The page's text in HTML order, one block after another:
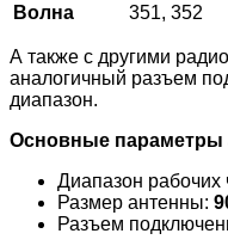
Волна
351, 352
А также с другими
аналогичный разъем
диапазон.
Основные параметры
Диапазон рабочих
Размер антенны:
Разъем